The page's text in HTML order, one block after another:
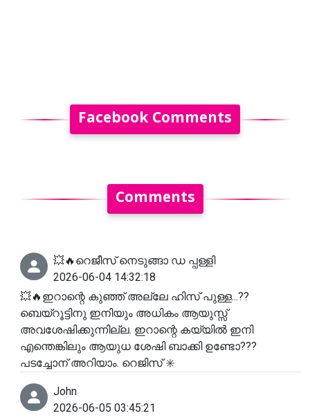
Facebook Comments
Comments
💥🔥റെജീസ് നെടുങ്ങാ ഡ പ്പള്ളി
2026-06-04 14:32:18
💥🔥ഇറാന്റെ കുഞ്ഞ് അല്ലേ ഹിസ് പുള്ള...??
ബെയ്റൂട്ടിനു ഇനിയും അധികം ആയുസ്സ്
അവശേഷിക്കുന്നില്ല. ഇറാന്റെ കയ്യിൽ ഇനി
എന്തെങ്കിലും ആയുധ ശേഷി ബാക്കി ഉണ്ടോ???
പടച്ചോന് അറിയാം. റെജിസ് ✳️
John
2026-06-05 03:45:21